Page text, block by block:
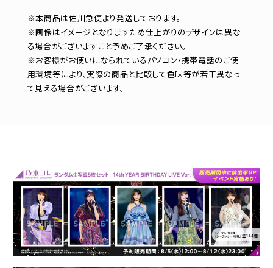
※本商品は佐川急便より発送しております。
※画像はイメージとなりますため仕上がりのデザインは異な
る場合がございますこと予めご了承ください。
※お客様がお使いになられているパソコン・携帯電話のご使
用環境等により、実際の商品と比較して色味等が若干異なっ
て見える場合がございます。